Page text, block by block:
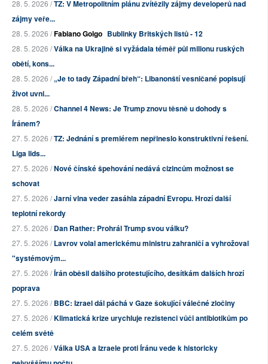
28. 5. 2026 /TZ: V Metropolitním plánu zvítězily zájmy developerů nad
zájmy veře...
28. 5. 2026 /Fabiano Golgo Bublinky Britských listů - 12
28. 5. 2026 /Válka na Ukrajině si vyžádala téměř půl milionu ruských
obětí, kons...
28. 5. 2026 /„Je to tady Západní břeh“: Libanonští vesničané popisují
život uvni...
28. 5. 2026 /Channel 4 News: Je Trump znovu těsně u dohody s
Íránem?
27. 5. 2026 /TZ: Jednání s premiérem nepřineslo konstruktivní řešení.
Liga lids...
27. 5. 2026 /Nové čínské špehování nedává cizincům možnost se
schovat
27. 5. 2026 /Jarní vlna veder zasáhla západní Evropu. Hrozí další
teplotní rekordy
27. 5. 2026 /Dan Rather: Prohrál Trump svou válku?
27. 5. 2026 /Lavrov volal americkému ministru zahraničí a vyhrožoval
"systémovým...
27. 5. 2026 /Írán oběsil dalšího protestujícího, desítkám dalších hrozí
poprava
27. 5. 2026 /BBC: Izrael dál páchá v Gaze šokující válečné zločiny
27. 5. 2026 /Klimatická krize urychluje rezistenci vůči antibiotikům po
celém světě
27. 5. 2026 /Válka USA a Izraele proti Íránu vede k historicky